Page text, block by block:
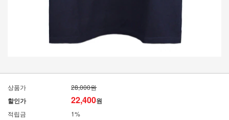
상품가 28,000원
할인가 22,400원
적립금
1%